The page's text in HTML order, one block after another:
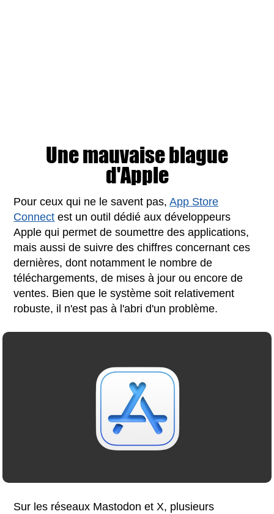
Une mauvaise blague
d'Apple
Pour ceux qui ne le savent pas,App Store
Connect est un outil dédié aux développeurs
Apple qui permet de soumettre des applications,
mais aussi de suivre des chiffres concernant ces
dernières, dont notamment le nombre de
téléchargements, de mises à jour ou encore de
ventes. Bien que le système soit relativement
robuste, il n'est pas à l'abri d'un problème.
Sur les réseaux Mastodon et X, plusieurs